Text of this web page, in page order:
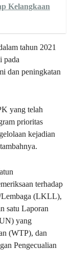
Kelangkaan
tahun 2021
pada
dan peningkatan
yang telah
prioritas
kejadian
terhadap
Lembaga (LKLL),
satu Laporan
yang
(WTP), dan
Pengecualian